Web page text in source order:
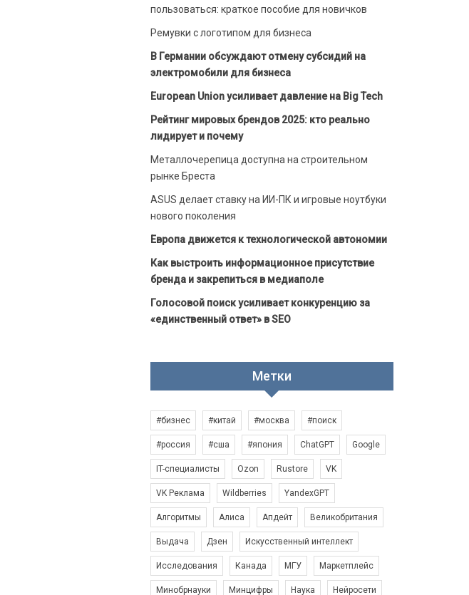
пользоваться: краткое пособие для новичков
Ремувки с логотипом для бизнеса
В Германии обсуждают отмену субсидий на
электромобили для бизнеса
European Union усиливает давление на Big Tech
Рейтинг мировых брендов 2025: кто реально
лидирует и почему
Металлочерепица доступна на строительном
рынке Бреста
ASUS делает ставку на ИИ-ПК и игровые ноутбуки
нового поколения
Европа движется к технологической автономии
Как выстроить информационное присутствие
бренда и закрепиться в медиаполе
Голосовой поиск усиливает конкуренцию за
«единственный ответ» в SEO
Метки
#бизнес #китай #москва #поиск
#россия #сша #япония ChatGPT Google
IT-специалисты Ozon Rustore VK
VK Реклама Wildberries YandexGPT
Алгоритмы Алиса Апдейт Великобритания
Выдача Дзен Искусственный интеллект
Исследования Канада МГУ Маркетплейс
Минобрнауки Минцифры Наука Нейросети